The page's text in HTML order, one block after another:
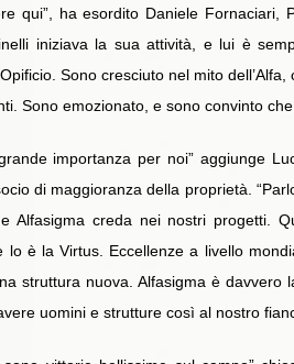
qui”, ha esordito Daniele
iniziava la sua attività, e lui è
Sono cresciuto nel mito
Sono emozionato, e sono convinto
importanza per noi” aggiunge
di maggioranza della proprietà.
Alfasigma creda nei nostri progetti.
lo è la Virtus. Eccellenze a livello
struttura nuova. Alfasigma è
uomini e strutture così al nostro